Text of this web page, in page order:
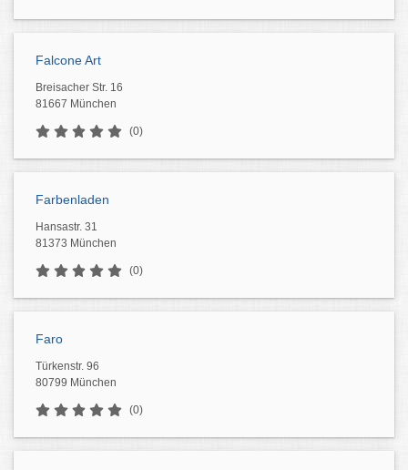
Falcone Art
Breisacher Str. 16
81667 München
(0)
Farbenladen
Hansastr. 31
81373 München
(0)
Faro
Türkenstr. 96
80799 München
(0)